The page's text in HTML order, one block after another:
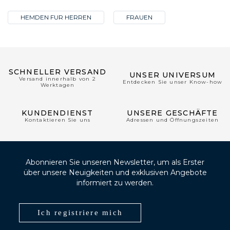
HEMDEN FUR HERREN FRAUEN
SCHNELLER VERSAND
Versand innerhalb von 2
Werktagen
UNSER UNIVERSUM
Entdecken Sie unser Know-how
KUNDENDIENST
Kontaktieren Sie uns
UNSERE GESCHÄFTE
Adressen und Öffnungszeiten
Abonnieren Sie unseren Newsletter, um als Erster
über unsere Neuigkeiten und exklusiven Angebote
informiert zu werden.
Ich registriere mich